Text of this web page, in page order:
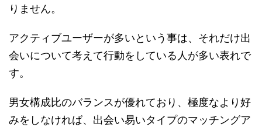
りません。
アクティブユーザーが多いという事は、それだけ出
会いについて考えて行動をしている人が多い表れで
す。
男女構成比のバランスが優れており、極度なより好
みをしなければ、出会い易いタイプのマッチングア